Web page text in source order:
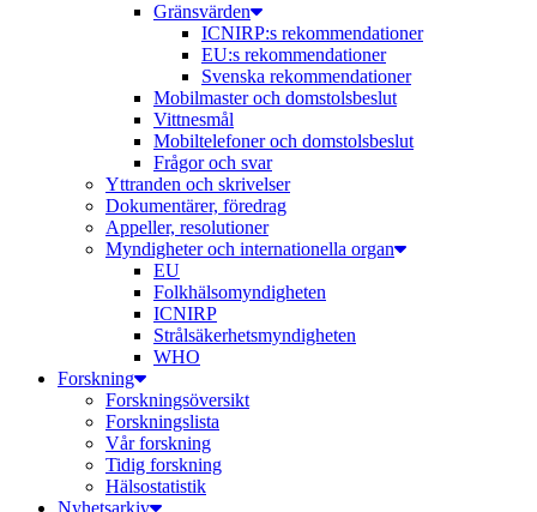
Gränsvärden
ICNIRP:s rekommendationer
EU:s rekommendationer
Svenska rekommendationer
Mobilmaster och domstolsbeslut
Vittnesmål
Mobiltelefoner och domstolsbeslut
Frågor och svar
Yttranden och skrivelser
Dokumentärer, föredrag
Appeller, resolutioner
Myndigheter och internationella organ
EU
Folkhälsomyndigheten
ICNIRP
Strålsäkerhetsmyndigheten
WHO
Forskning
Forskningsöversikt
Forskningslista
Vår forskning
Tidig forskning
Hälsostatistik
Nyhetsarkiv